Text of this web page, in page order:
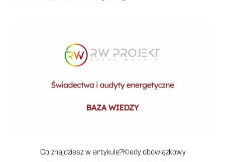
Co znajdziesz w artykule?Kiedy obowiązkowy